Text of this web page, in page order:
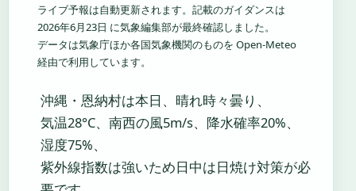
ライブ予報は自動更新されます。記載のガイダンスは
2026年6月23日 に気象編集部が最終確認しました。
データは気象庁ほか各国気象機関のものを Open-Meteo
経由で利用しています。
沖縄・恩納村は本日、晴れ時々曇り、
気温28°C、南西の風5m/s、降水確率20%、
湿度75%、
紫外線指数は強いため日中は日焼け対策が必